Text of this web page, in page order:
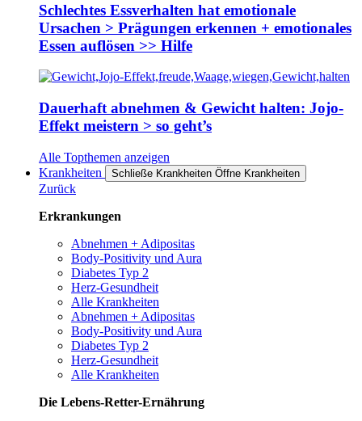
Schlechtes Essverhalten hat emotionale
Ursachen > Prägungen erkennen + emotionales
Essen auflösen >> Hilfe
Dauerhaft abnehmen & Gewicht halten: Jojo-
Effekt meistern > so geht’s
Alle Topthemen anzeigen
Krankheiten
Schließe Krankheiten Öffne Krankheiten
Zurück
Erkrankungen
Abnehmen + Adipositas
Body-Positivity und Aura
Diabetes Typ 2
Herz-Gesundheit
Alle Krankheiten
Abnehmen + Adipositas
Body-Positivity und Aura
Diabetes Typ 2
Herz-Gesundheit
Alle Krankheiten
Die Lebens-Retter-Ernährung